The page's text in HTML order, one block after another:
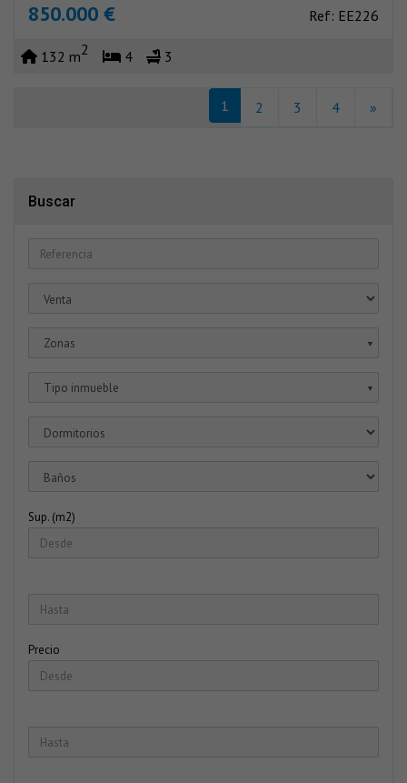
850.000 € Ref: EE226
132 m2 4 3
1 2 3 4 »
Buscar
Zonas ▼
Tipo inmueble ▼
Sup. (m2)
Precio